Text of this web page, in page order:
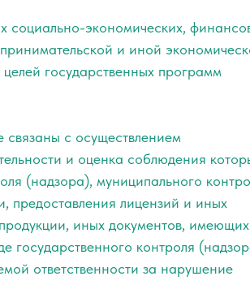
социально-экономических,
и иной
государственных программ
связаны с осуществлением
и оценка соблюдения
(надзора), муниципального
предоставления лицензий и иных
иных документов, имеющих
государственного контроля
ответственности за нарушение